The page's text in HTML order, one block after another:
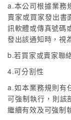
a.本公司根據業務
賣家或買家發出書
訊軟體或傳真號碼
發出該通知時，視
b.若買家或賣家聯
4.可分割性
a.如本業務規則有
可強制執行，則該
繼續有效及可強制